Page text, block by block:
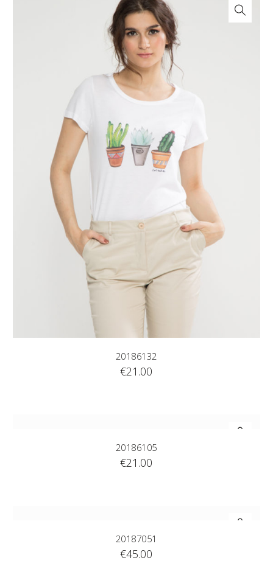
20186132
€21.00
20186105
€21.00
20187051
€45.00